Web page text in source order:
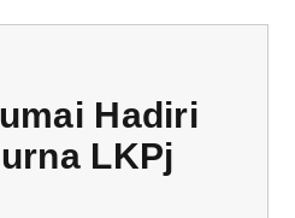
Hadiri
LKPj